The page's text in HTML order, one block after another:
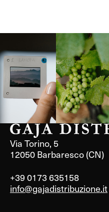
Borgogna,
Francia
Via Torino, 5
12050 Barbaresco (CN)
+39 0173 635158
info@gajadistribuzione.it